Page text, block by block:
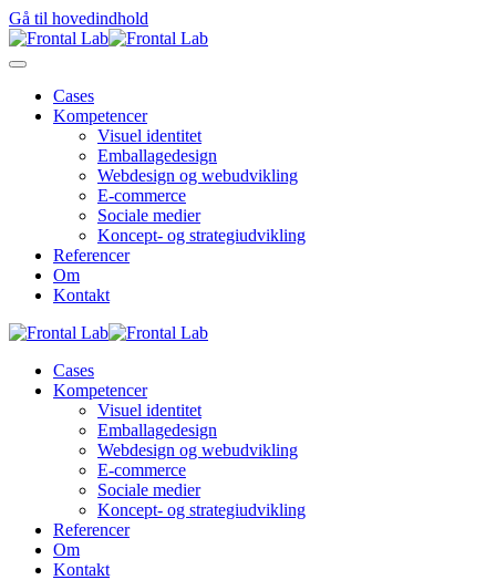
Gå til hovedindhold
Cases
Kompetencer
Visuel identitet
Emballagedesign
Webdesign og webudvikling
E-commerce
Sociale medier
Koncept- og strategiudvikling
Referencer
Om
Kontakt
Cases
Kompetencer
Visuel identitet
Emballagedesign
Webdesign og webudvikling
E-commerce
Sociale medier
Koncept- og strategiudvikling
Referencer
Om
Kontakt